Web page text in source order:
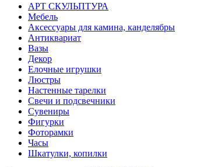
АРТ СКУЛЬПТУРА
Мебель
Аксессуары для камина, канделябры
Антиквариат
Вазы
Декор
Елочные игрушки
Люстры
Настенные тарелки
Свечи и подсвечники
Сувениры
Фигурки
Фоторамки
Часы
Шкатулки, копилки